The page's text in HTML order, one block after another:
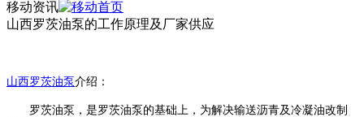
移动资讯
山西罗茨油泵的工作原理及厂家供应
山西罗茨油泵介绍 ：
罗茨油泵 ，是罗茨油泵 的基础上，为解决输送沥青及冷凝油改制